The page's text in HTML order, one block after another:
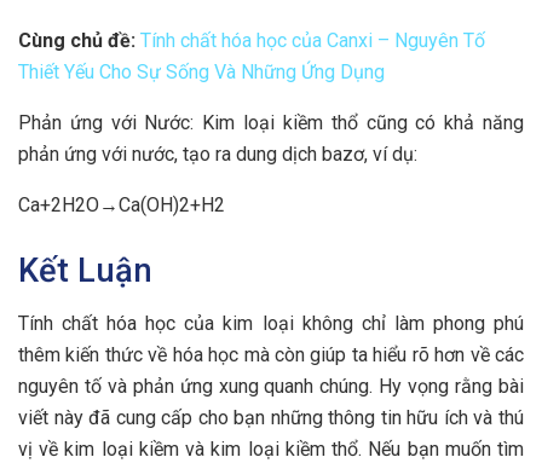
Cùng chủ đề: Tính chất hóa học của Canxi – Nguyên Tố
Thiết Yếu Cho Sự Sống Và Những Ứng Dụng
Phản ứng với Nước: Kim loại kiềm thổ cũng có khả năng
phản ứng với nước, tạo ra dung dịch bazơ, ví dụ:
Ca+2H2O→Ca(OH)2+H2
Kết Luận
Tính chất hóa học của kim loại không chỉ làm phong phú
thêm kiến thức về hóa học mà còn giúp ta hiểu rõ hơn về các
nguyên tố và phản ứng xung quanh chúng. Hy vọng rằng bài
viết này đã cung cấp cho bạn những thông tin hữu ích và thú
vị về kim loại kiềm và kim loại kiềm thổ. Nếu bạn muốn tìm